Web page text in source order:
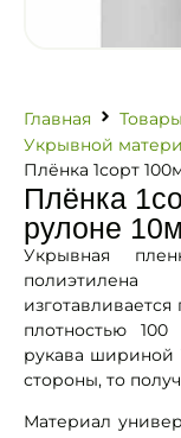
Главная
Товары
Укрывной
Плёнка 1сорт
Плёнка
рулоне 10м
Укрывная
плотностью
рукава шириной
стороны, то
Материал